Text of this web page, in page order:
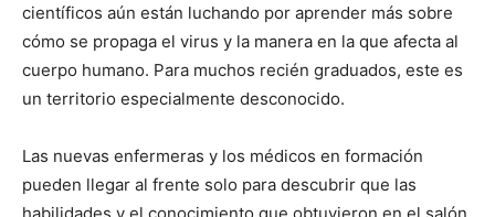
científicos aún están luchando por aprender más sobre
cómo se propaga el virus y la manera en la que afecta al
cuerpo humano. Para muchos recién graduados, este es
un territorio especialmente desconocido.
Las nuevas enfermeras y los médicos en formación
pueden llegar al frente solo para descubrir que las
habilidades y el conocimiento que obtuvieron en el salón